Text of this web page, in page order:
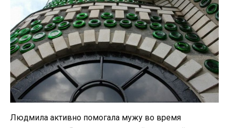
Людмила активно помогала мужу во время